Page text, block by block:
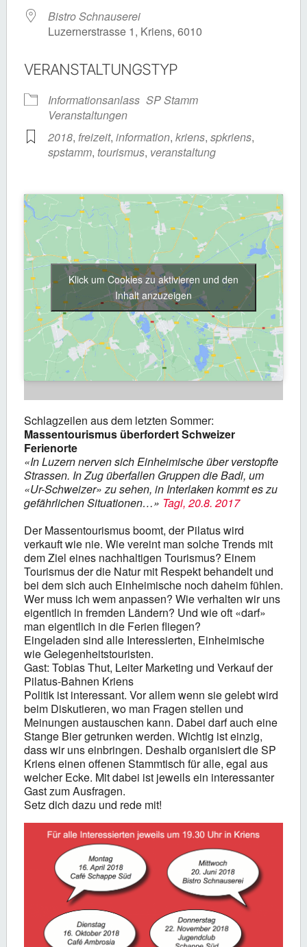
Bistro Schnauserei
Luzernerstrasse 1, Kriens, 6010
VERANSTALTUNGSTYP
Informationsanlass SP Stamm
Veranstaltungen
2018, freizeit, information, kriens, spkriens,
spstamm, tourismus, veranstaltung
Klick um Cookies zu aktivieren und den
Inhalt anzuzeigen
Schlagzeilen aus dem letzten Sommer:
Massentourismus überfordert Schweizer
Ferienorte
«In Luzern nerven sich Einheimische über verstopfte
Strassen. In Zug überfallen Gruppen die Badi, um
«Ur-Schweizer» zu sehen, in Interlaken kommt es zu
gefährlichen Situationen…» Tagi, 20.8. 2017
Der Massentourismus boomt, der Pilatus wird
verkauft wie nie. Wie vereint man solche Trends mit
dem Ziel eines nachhaltigen Tourismus? Einem
Tourismus der die Natur mit Respekt behandelt und
bei dem sich auch Einheimische noch daheim fühlen.
Wer muss ich wem anpassen? Wie verhalten wir uns
eigentlich in fremden Ländern? Und wie oft «darf»
man eigentlich in die Ferien fliegen?
Eingeladen sind alle Interessierten, Einheimische
wie Gelegenheitstouristen.
Gast: Tobias Thut, Leiter Marketing und Verkauf der
Pilatus-Bahnen Kriens
Politik ist interessant. Vor allem wenn sie gelebt wird
beim Diskutieren, wo man Fragen stellen und
Meinungen austauschen kann. Dabei darf auch eine
Stange Bier getrunken werden. Wichtig ist einzig,
dass wir uns einbringen. Deshalb organisiert die SP
Kriens einen offenen Stammtisch für alle, egal aus
welcher Ecke. Mit dabei ist jeweils ein interessanter
Gast zum Ausfragen.
Setz dich dazu und rede mit!